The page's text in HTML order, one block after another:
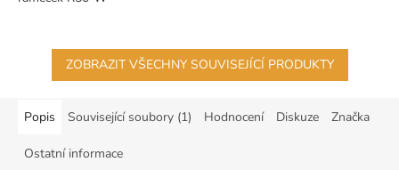
ZOBRAZIT VŠECHNY SOUVISEJÍCÍ PRODUKTY
Popis Související soubory (1) Hodnocení Diskuze Značka
Ostatní informace